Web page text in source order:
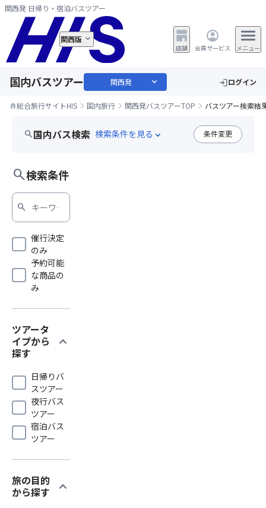
関西発 日帰り・宿泊バスツアー
関西版
店舗 会員サービス メニュー
国内バスツアー 関西発 expand_more loginログイン
home総合旅行サイトHIS 国内旅行 関西発バスツアーTOP バスツアー検索結
search国内バス検索 expand_more 条件変更
search検索条件
search
催行決定
のみ
予約可能
な商品の
み
ツアータ
イプから
探す
expand_more
日帰りバ
スツアー
夜行バス
ツアー
宿泊バス
ツアー
旅の目的
から探す
expand_more